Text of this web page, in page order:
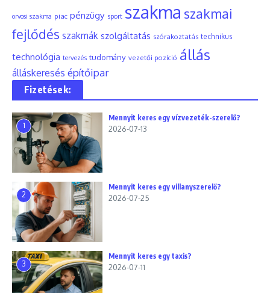
orvosi szakma piac pénzügy sport szakma szakmai
fejlődés szakmák szolgáltatás szórakoztatás technikus
technológia tervezés tudomány vezetői pozíció állás
álláskeresés építőipar
Fizetések:
1
Mennyit keres egy vízvezeték-szerelő?
2026-07-13
2
Mennyit keres egy villanyszerelő?
2026-07-25
3
Mennyit keres egy taxis?
2026-07-11